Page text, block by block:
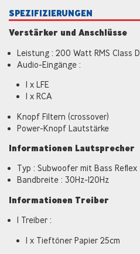
SPEZIFIZIERUNGEN
Verstärker und Anschlüsse
Leistung : 200 Watt RMS Class D
Audio-Eingänge :
1 x LFE
1 x RCA
Knopf Filtern (crossover)
Power-Knopf Lautstärke
Informationen Lautsprecher
Typ : Subwoofer mit Bass Reflex
Bandbreite : 30Hz-120Hz
Informationen Treiber
1 Treiber :
1 x Tieftöner Papier 25cm